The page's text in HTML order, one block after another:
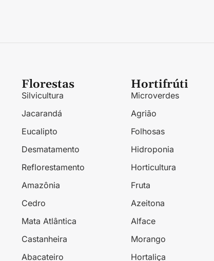
Florestas
Silvicultura
Jacarandá
Eucalipto
Desmatamento
Reflorestamento
Amazônia
Cedro
Mata Atlântica
Castanheira
Abacateiro
Hortifrúti
Microverdes
Agrião
Folhosas
Hidroponia
Horticultura
Fruta
Azeitona
Alface
Morango
Hortaliça